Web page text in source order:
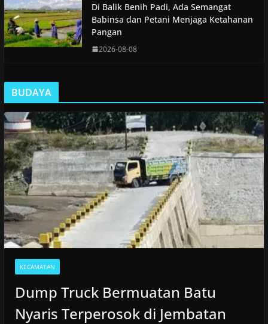
Di Balik Benih Padi, Ada Semangat
Babinsa dan Petani Menjaga Ketahanan
Pangan
2026-08-08
BUDAYA
KECAMATAN
Dump Truck Bermuatan Batu
Nyaris Terperosok di Jembatan